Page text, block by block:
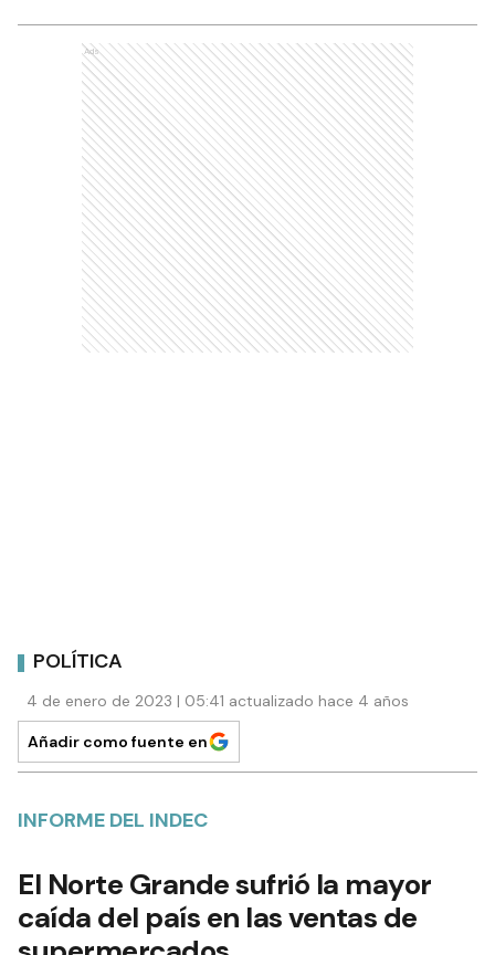
Ads
POLÍTICA
4 de enero de 2023 | 05:41 actualizado hace 4 años
Añadir como fuente en
INFORME DEL INDEC
El Norte Grande sufrió la mayor
caída del país en las ventas de